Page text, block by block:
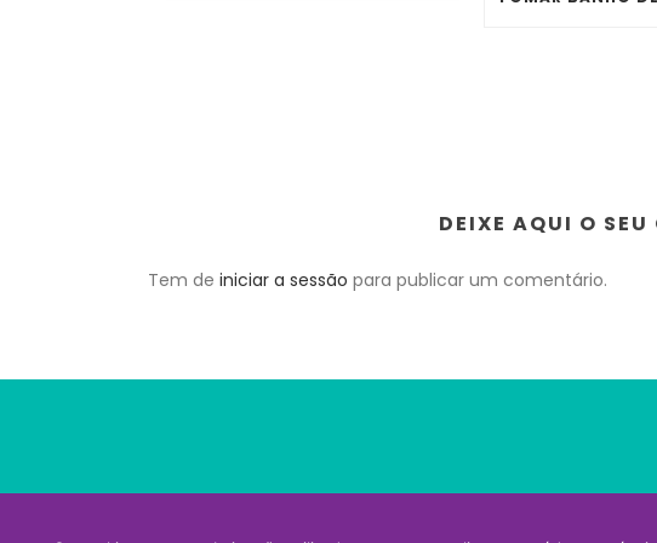
DEIXE AQUI O
Tem de iniciar a sessão para publicar um comentário.